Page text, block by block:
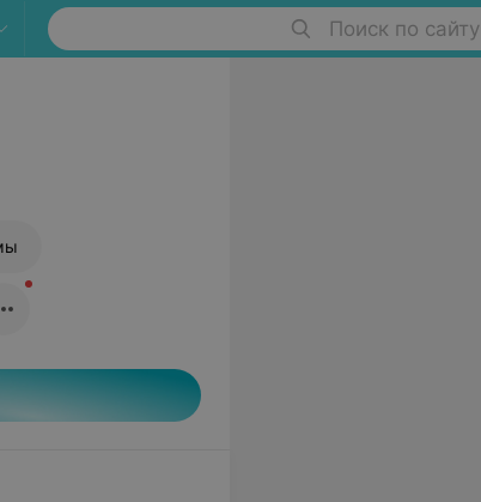
Поиск по сайту